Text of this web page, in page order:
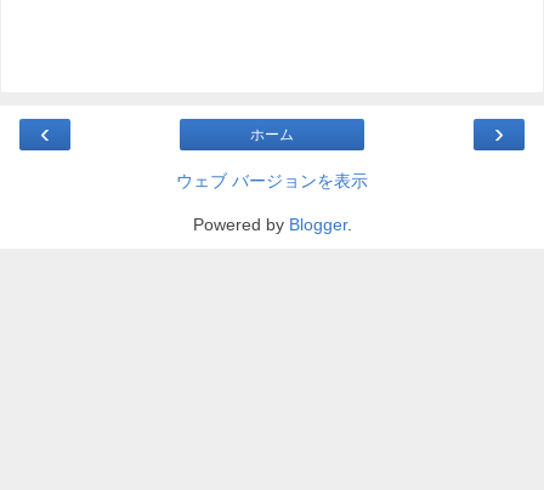
‹ ›
ホーム
ウェブ バージョンを表示
Powered by Blogger.